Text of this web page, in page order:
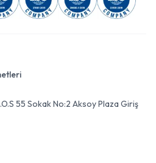
55 Sokak No:2 Aksoy Plaza Giriş